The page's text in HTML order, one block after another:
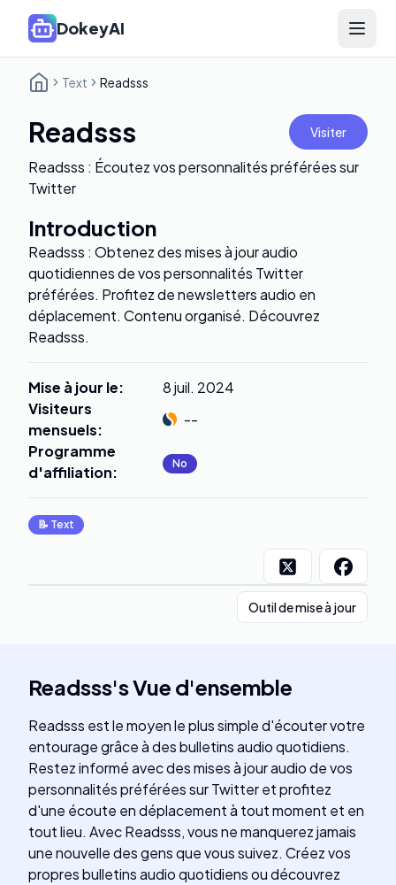
DokeyAI Open
Text Readsss
Readsss Visiter
Readsss : Écoutez vos personnalités préférées sur
Twitter
Introduction
Readsss : Obtenez des mises à jour audio
quotidiennes de vos personnalités Twitter
préférées. Profitez de newsletters audio en
déplacement. Contenu organisé. Découvrez
Readsss.
Mise à jour le:
8 juil. 2024
Visiteurs
mensuels:
--
Programme
d'affiliation: No
📝 Text
Outil de mise à jour
Readsss'sVue d'ensemble
Readsss est le moyen le plus simple d'écouter votre
entourage grâce à des bulletins audio quotidiens.
Restez informé avec des mises à jour audio de vos
personnalités préférées sur Twitter et profitez
d'une écoute en déplacement à tout moment et en
tout lieu. Avec Readsss, vous ne manquerez jamais
une nouvelle des gens que vous suivez. Créez vos
propres bulletins audio quotidiens ou découvrez